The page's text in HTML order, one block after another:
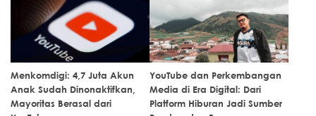
Menkomdigi: 4,7 Juta Akun
Anak Sudah Dinonaktifkan,
Mayoritas Berasal dari
YouTube dan Perkembangan
Media di Era Digital: Dari
Platform Hiburan Jadi Sumber